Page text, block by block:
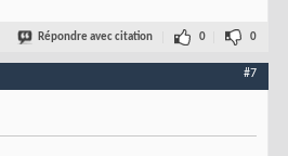
Répondre avec citation 0 0
#7